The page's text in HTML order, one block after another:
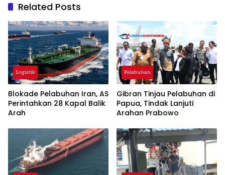
Related Posts
Logistik
Blokade Pelabuhan Iran, AS
Perintahkan 28 Kapal Balik
Arah
Pelabuhan
Gibran Tinjau Pelabuhan di
Papua, Tindak Lanjuti
Arahan Prabowo